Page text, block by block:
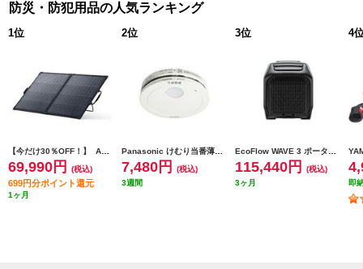
防災・防犯用品の人気ランキング
1位
69,990円 (税込)
699円分ポイント還元
1ヶ月
2位
7,480円
(税込)
3週間
3位
115,440円
(税込)
3ヶ月
4
即